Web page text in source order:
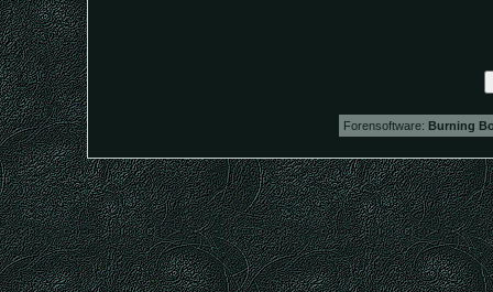
Forensoftware: Burning